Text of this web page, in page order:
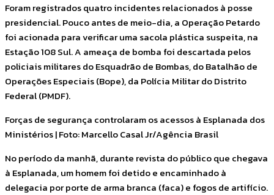
Foram registrados quatro incidentes relacionados à posse
presidencial. Pouco antes de meio-dia, a Operação Petardo
foi acionada para verificar uma sacola plástica suspeita, na
Estação 108 Sul. A ameaça de bomba foi descartada pelos
policiais militares do Esquadrão de Bombas, do Batalhão de
Operações Especiais (Bope), da Polícia Militar do Distrito
Federal (PMDF).
Forças de segurança controlaram os acessos à Esplanada dos
Ministérios | Foto: Marcello Casal Jr/Agência Brasil
No período da manhã, durante revista do público que chegava
à Esplanada, um homem foi detido e encaminhado à
delegacia por porte de arma branca (faca) e fogos de artifício.